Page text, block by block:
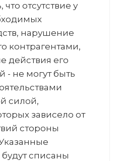
отсутствие у
нарушение
контрагентами,
действия его
- не могут быть
силой,
зависело от
стороны
будут списаны